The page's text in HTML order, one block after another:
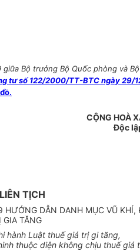
Bộ trưởng Bộ Quốc phòng và
tư số 122/2000/TT-BTC ngày 29/
CỘNG HOÀ
Độc
TỊCH
DẪN DANH MỤC VŨ KHÍ,
GIA TĂNG
hành Luật thuế giá trị gi tăng,
thuộc diện không chịu thuế giá